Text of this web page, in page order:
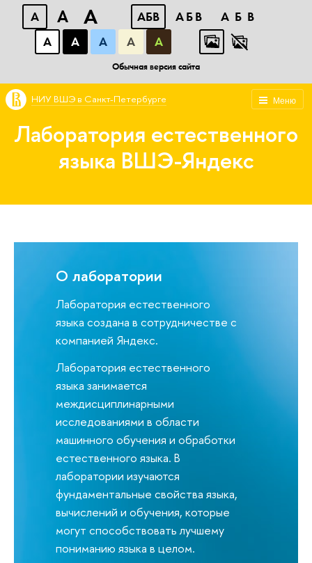
A A A АБВ АБВ
АБВ
А
А А А А
Обычная версия сайта
Меню
НИУ ВШЭ в Санкт-Петербурге
Лаборатория естественного
языка ВШЭ-Яндекс
О лаборатории
Лаборатория естественного
языка создана в сотрудничестве с
компанией Яндекс.
Лаборатория естественного
языка занимается
междисциплинарными
исследованиями в области
машинного обучения и обработки
естественного языка. В
лаборатории изучаются
фундаментальные свойства языка,
вычислений и обучения, которые
могут способствовать лучшему
пониманию языка в целом.